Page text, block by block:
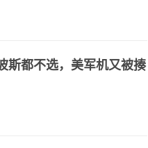
斯都不选，美军机又被揍